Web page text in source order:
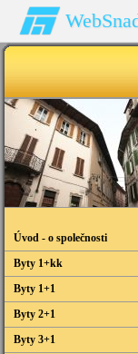
Úvod - o společnosti
Byty 1+kk
Byty 1+1
Byty 2+1
Byty 3+1